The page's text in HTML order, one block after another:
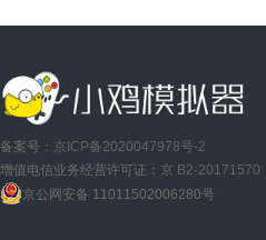
备案号： 京ICP备2020047978号-2
增值电信业务经营许可证： 京 B2-20171570
京公网安备 11011502006280号